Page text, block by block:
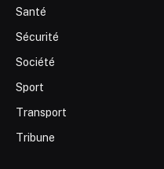
Santé
Sécurité
Société
Sport
Transport
Tribune